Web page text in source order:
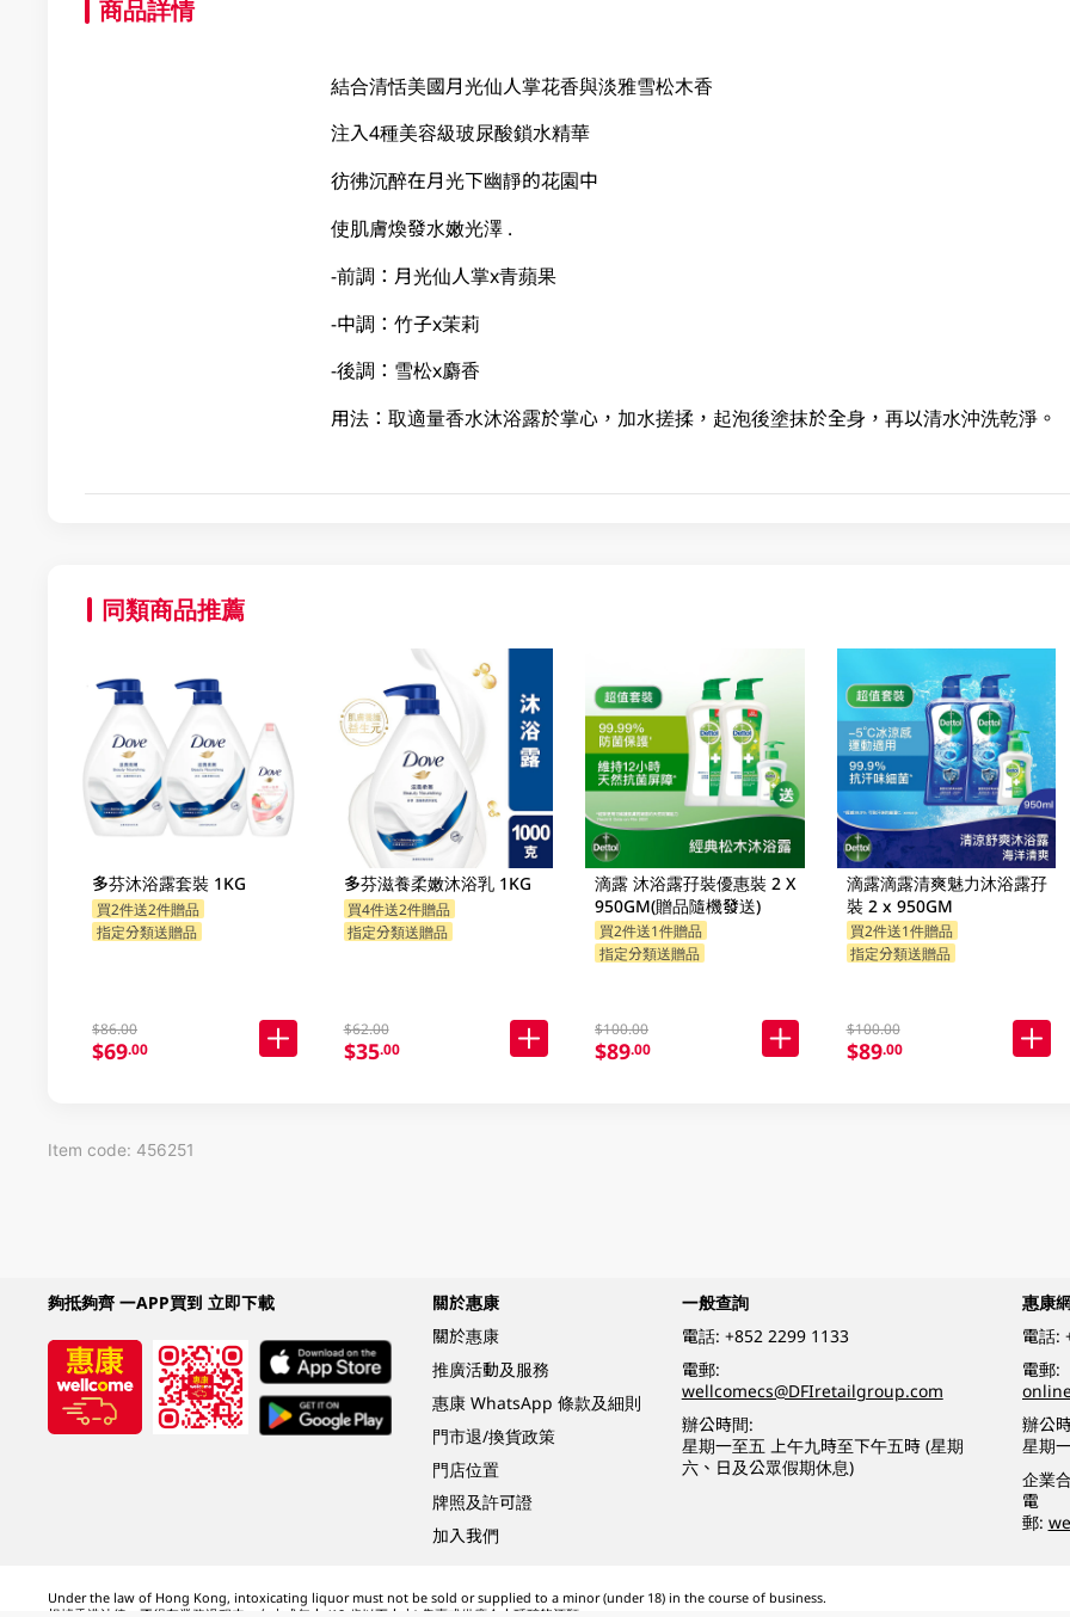
商品詳情
結合清恬美國月光仙人掌花香與淡雅雪松木香
注入4種美容級玻尿酸鎖水精華
彷彿沉醉在月光下幽靜的花園中
使肌膚煥發水嫩光澤 .
-前調：月光仙人掌x青蘋果
-中調：竹子x茉莉
-後調：雪松x麝香
用法：取適量香水沐浴露於掌心，加水搓揉，起泡後塗抹於全身，再以清水沖洗乾淨。
同類商品推薦
多芬沐浴露套裝 1KG
買2件送2件贈品
指定分類送贈品
$86.00
$69.00
多芬滋養柔嫩沐浴乳 1KG
買4件送2件贈品
指定分類送贈品
$62.00
$35.00
滴露 沐浴露孖裝優惠裝 2 X
950GM(贈品隨機發送)
買2件送1件贈品
指定分類送贈品
$100.00
$89.00
滴露滴露清爽魅力沐浴露孖
裝 2 x 950GM
買2件送1件贈品
指定分類送贈品
$100.00
$89.00
Item code: 456251
夠抵夠齊 一APP買到 立即下載
關於惠康
關於惠康
推廣活動及服務
惠康 WhatsApp 條款及細則
門市退/換貨政策
門店位置
牌照及許可證
加入我們
一般查詢
電話: +852 2299 1133
電郵:
wellcomecs@DFIretailgroup.com
辦公時間:
星期一至五 上午九時至下午五時 (星期
六、日及公眾假期休息)
惠康
電話:
電郵:
辦公
星期
企業
電
郵:
Under the law of Hong Kong, intoxicating liquor must not be sold or supplied to a minor (under 18) in the course of business.